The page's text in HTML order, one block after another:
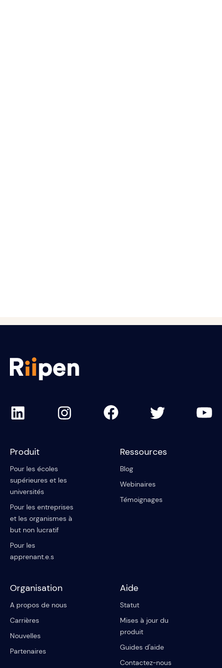
Produit
Pour les écoles
supérieures et les
universités
Pour les entreprises
et les organismes à
but non lucratif
Pour les
apprenant.e.s
Ressources
Blog
Webinaires
Témoignages
Organisation
A propos de nous
Carrières
Nouvelles
Partenaires
Aide
Statut
Mises à jour du
produit
Guides d'aide
Contactez-nous